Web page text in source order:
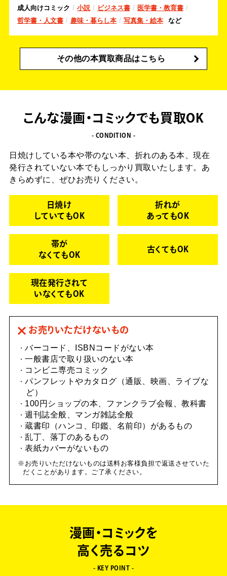
成人向けコミック
小説 ビジネス書
医学書・教育書
哲学書・人文書
趣味・暮らし本 写真集・絵本
その他の本買取商品はこちら
こんな漫画・コミックでも買取OK
- CONDITION -
日焼けしている本や帯のない本、折れのある本、現在
発行されていない本でも しっかり買取いたします。あ
きらめずに、ぜひお売りください。
日焼け
していてもOK
折れが
あってもOK
帯が
なくてもOK
古くてもOK
現在発行されて
いなくてもOK
お売りいただけないもの
バーコード、ISBNコードがない本
一般書店で取り扱いのない本
コンビニ専売コミック
パンフレットやカタログ（通販、映画、ライブな
ど）
100円ショップの本、ファンクラブ会報、教科書
週刊誌全般、マンガ雑誌全般
蔵書印（ハンコ、印鑑、名前印）があるもの
乱丁、落丁のあるもの
表紙カバーがないもの
お売りいただけないものは送料お客様負担で返送させていた
だくことがあります。ご了承ください。
漫画・コミックを
高く売るコツ
- KEY POINT -